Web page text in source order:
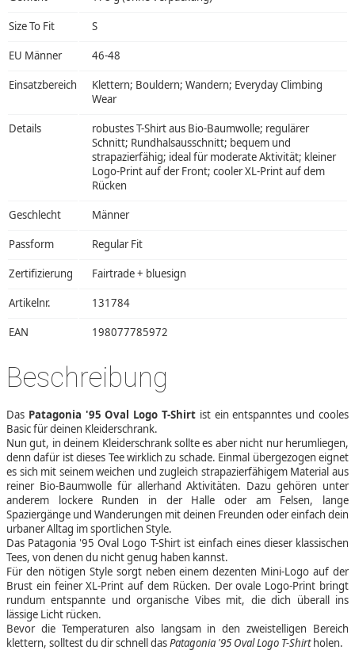
Size To Fit S
EU Männer 46-48
Einsatzbereich
Klettern; Bouldern; Wandern; Everyday Climbing
Wear
Details
robustes T-Shirt aus Bio-Baumwolle; regulärer
Schnitt; Rundhalsausschnitt; bequem und
strapazierfähig; ideal für moderate Aktivität; kleiner
Logo-Print auf der Front; cooler XL-Print auf dem
Rücken
Geschlecht Männer
Passform Regular Fit
Zertifizierung Fairtrade + bluesign
Artikelnr. 131784
EAN 198077785972
Beschreibung
Das Patagonia '95 Oval Logo T-Shirt ist ein entspanntes und cooles
Basic für deinen Kleiderschrank.
Nun gut, in deinem Kleiderschrank sollte es aber nicht nur herumliegen,
denn dafür ist dieses Tee wirklich zu schade. Einmal übergezogen eignet
es sich mit seinem weichen und zugleich strapazierfähigem Material aus
reiner Bio-Baumwolle für allerhand Aktivitäten. Dazu gehören unter
anderem lockere Runden in der Halle oder am Felsen, lange
Spaziergänge und Wanderungen mit deinen Freunden oder einfach dein
urbaner Alltag im sportlichen Style.
Das Patagonia '95 Oval Logo T-Shirt ist einfach eines dieser klassischen
Tees, von denen du nicht genug haben kannst.
Für den nötigen Style sorgt neben einem dezenten Mini-Logo auf der
Brust ein feiner XL-Print auf dem Rücken. Der ovale Logo-Print bringt
rundum entspannte und organische Vibes mit, die dich überall ins
lässige Licht rücken.
Bevor die Temperaturen also langsam in den zweistelligen Bereich
klettern, solltest du dir schnell dasPatagonia '95 Oval Logo T-Shirtholen.